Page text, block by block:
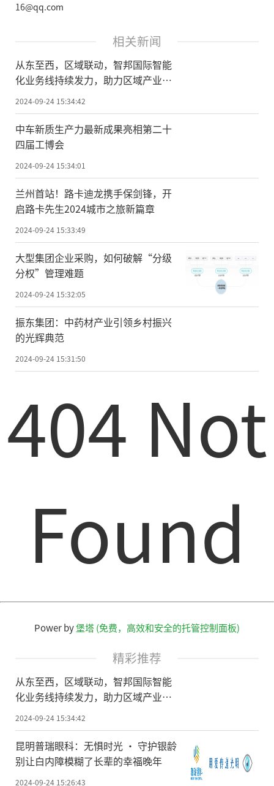
16@qq.com
相关新闻
从东至西，区域联动，智邦国际智能
化业务线持续发力，助力区域产业韧
性发展
2024-09-24 15:34:42
中车新质生产力最新成果亮相第二十
四届工博会
2024-09-24 15:34:01
兰州首站！路卡迪龙携手保剑锋，开
启路卡先生2024城市之旅新篇章
2024-09-24 15:33:49
大型集团企业采购，如何破解“分级
分权”管理难题
2024-09-24 15:32:05
振东集团：中药材产业引领乡村振兴
的光辉典范
2024-09-24 15:31:50
404 Not
Found
Power by堡塔 (免费，高效和安全的托管控制面板)
精彩推荐
从东至西，区域联动，智邦国际智能
化业务线持续发力，助力区域产业韧
性发展
2024-09-24 15:34:42
昆明普瑞眼科：无惧时光 · 守护银龄
别让白内障模糊了长辈的幸福晚年
2024-09-24 15:26:43